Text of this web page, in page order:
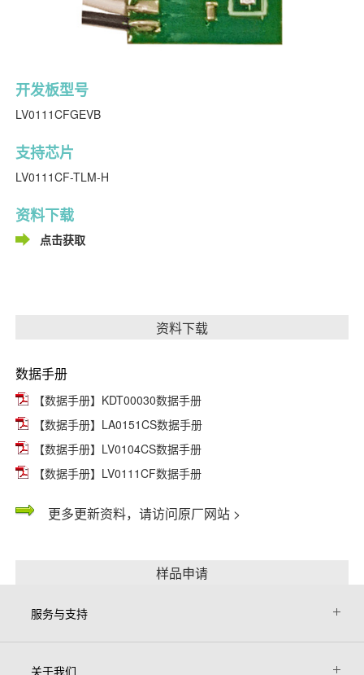
开发板型号
LV0111CFGEVB
支持芯片
LV0111CF-TLM-H
资料下载
点击获取
资料下载
数据手册
【数据手册】KDT00030数据手册
【数据手册】LA0151CS数据手册
【数据手册】LV0104CS数据手册
【数据手册】LV0111CF数据手册
更多更新资料，请访问原厂网站 >
样品申请
服务与支持
关于我们